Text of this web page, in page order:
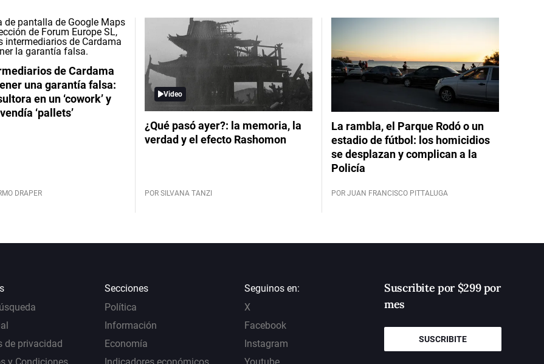
de Cardama
una garantía falsa:
en un ‘cowork’ y
‘pallets’
DRAPER
Video
¿Qué pasó ayer?: la memoria, la
verdad y el efecto Rashomon
POR SILVANA TANZI
La rambla, el Parque Rodó o un
estadio de fútbol: los homicidios
se desplazan y complican a la
Policía
POR JUAN FRANCISCO PITTALUGA
de privacidad
y Condiciones
Secciones
Política
Información
Economía
Indicadores económicos
Seguinos en:
X
Facebook
Instagram
Youtube
Suscribite por $299 por
mes
SUSCRIBITE